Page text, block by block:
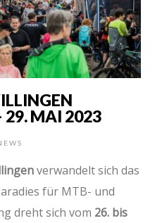
29. MAI 2023
verwandelt sich das
für MTB- und
dreht sich vom 26. bis